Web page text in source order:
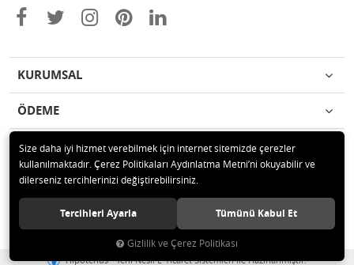
KURUMSAL
ÖDEME
İLETİŞİM
© 2020 MAG OTOMOTİV Tüm hakları saklıdır.
Hipotenüs Yeni Nesil E-Ticaret Sistemleri ile Hazırlanmıştır.
Size daha iyi hizmet verebilmek için internet sitemizde çerezler
kullanılmaktadır. Çerez Politikaları Aydınlatma Metni’ni okuyabilir ve
dilerseniz tercihlerinizi değiştirebilirsiniz.
Tercihleri Ayarla Tümünü Kabul Et
Gizlilik ve Çerez Politikası